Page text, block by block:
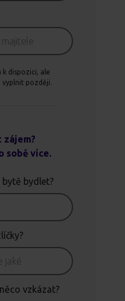
dispozici, ale
vyplnit později.
zájem?
sobě více.
bydlet?
vzkázat?